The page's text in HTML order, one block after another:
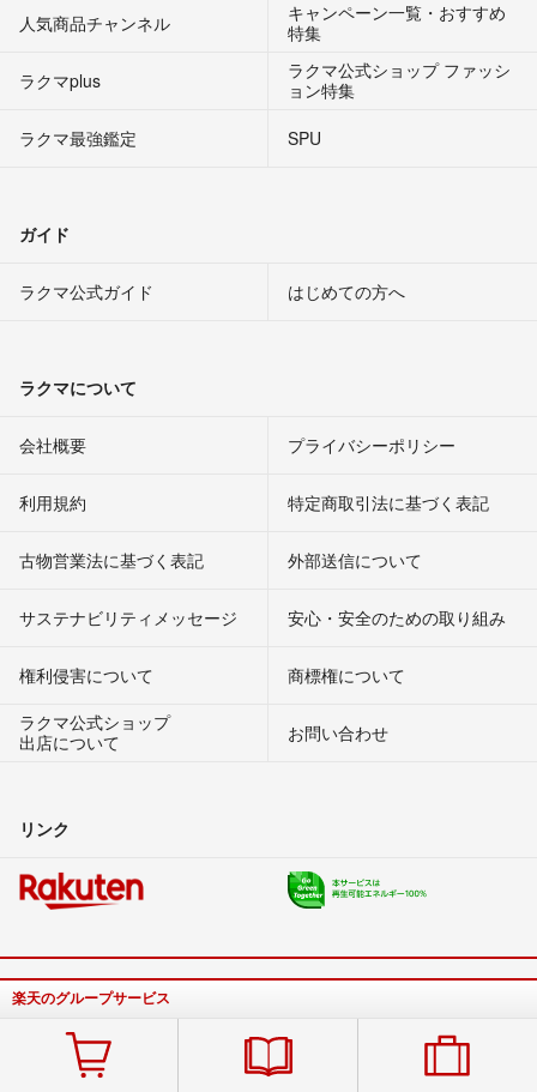
人気商品チャンネル
キャンペーン一覧・おすすめ
特集
ラクマplus
ラクマ公式ショップ ファッシ
ョン特集
ラクマ最強鑑定
SPU
ガイド
ラクマ公式ガイド はじめての方へ
ラクマについて
会社概要 プライバシーポリシー
利用規約 特定商取引法に基づく表記
古物営業法に基づく表記 外部送信について
サステナビリティメッセージ 安心・安全のための取り組み
権利侵害について
商標権について
ラクマ公式ショップ
出店について
お問い合わせ
リンク
楽天のグループサービス